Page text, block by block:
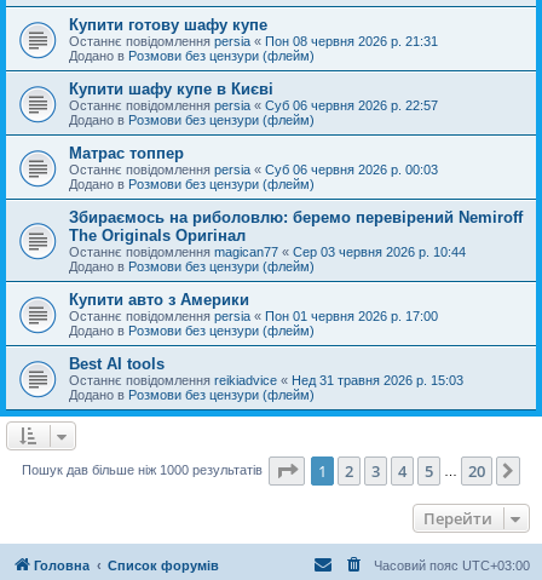
Купити готову шафу купе
Останнє повідомлення persia « Пон 08 червня 2026 р. 21:31
Додано в Розмови без цензури (флейм)
Купити шафу купе в Києві
Останнє повідомлення persia « Суб 06 червня 2026 р. 22:57
Додано в Розмови без цензури (флейм)
Матрас топпер
Останнє повідомлення persia « Суб 06 червня 2026 р. 00:03
Додано в Розмови без цензури (флейм)
Збираємось на риболовлю: беремо перевірений Nemiroff
The Originals Оригінал
Останнє повідомлення magican77 « Сер 03 червня 2026 р. 10:44
Додано в Розмови без цензури (флейм)
Купити авто з Америки
Останнє повідомлення persia « Пон 01 червня 2026 р. 17:00
Додано в Розмови без цензури (флейм)
Best AI tools
Останнє повідомлення reikiadvice « Нед 31 травня 2026 р. 15:03
Додано в Розмови без цензури (флейм)
Пошук дав більше ніж 1000 результатів Сторінка 1 20
1 2 3 4 5 20
Перейти
Головна Список форумів Часовий пояс UTC+03:00